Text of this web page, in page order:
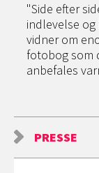
"Side efter
indlevelse
vidner om
fotobog som
anbefales
PRESSE